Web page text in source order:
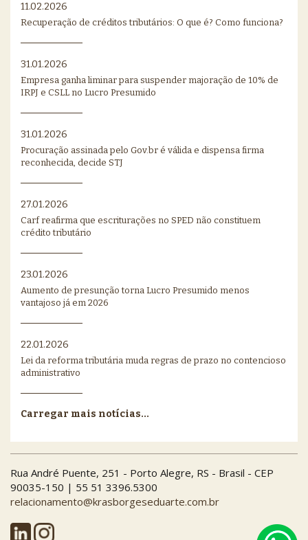
11.02.2026
Recuperação de créditos tributários: O que é? Como funciona?
31.01.2026
Empresa ganha liminar para suspender majoração de 10% de
IRPJ e CSLL no Lucro Presumido
31.01.2026
Procuração assinada pelo Gov.br é válida e dispensa firma
reconhecida, decide STJ
27.01.2026
Carf reafirma que escriturações no SPED não constituem
crédito tributário
23.01.2026
Aumento de presunção torna Lucro Presumido menos
vantajoso já em 2026
22.01.2026
Lei da reforma tributária muda regras de prazo no contencioso
administrativo
Carregar mais notícias...
Rua André Puente, 251 - Porto Alegre, RS - Brasil - CEP
90035-150 | 55 51 3396.5300
relacionamento@krasborgeseduarte.com.br